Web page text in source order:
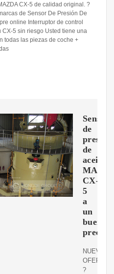
CX-5 de calidad original. ?
de Sensor De Presión De
online Interruptor de control
5 sin riesgo Usted tiene una
todas las piezas de coche +
Sensor
de
presión
de
aceite
CX-
5
a
un
buen
precio
NUEVAS
OFERTAS
?